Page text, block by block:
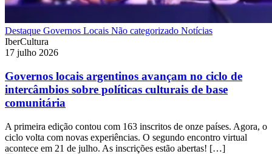
Destaque Governos Locais Não categorizado Notícias
IberCultura
17 julho 2026
Governos locais argentinos avançam no ciclo de
intercâmbios sobre políticas culturais de base
comunitária
A primeira edição contou com 163 inscritos de onze países. Agora, o
ciclo volta com novas experiências. O segundo encontro virtual
acontece em 21 de julho. As inscrições estão abertas! […]